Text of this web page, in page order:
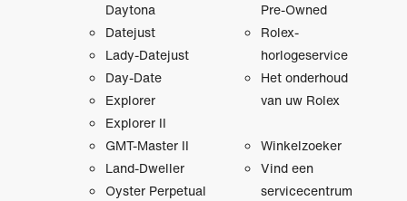
Daytona
Datejust
Lady-Datejust
Day-Date
Explorer
Explorer II
GMT-Master II
Land-Dweller
Oyster Perpetual
Pre‑Owned
Rolex-
horlogeservice
Het onderhoud
van uw Rolex
Winkelzoeker
Vind een
servicecentrum